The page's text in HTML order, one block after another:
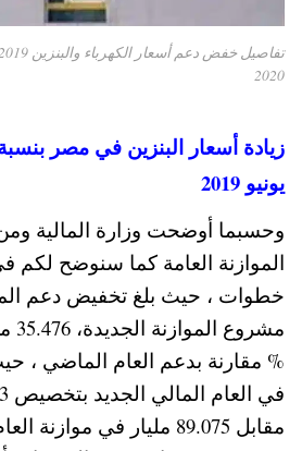
2020
يونيو 2019
وحسبما أوضحت وزارة المالية
الموازنة العامة كما سنوضح
خطوات ، حيث بلغ تخفيض دعم
% مقارنة بدعم العام الماضي ،
مقابل 89.075 مليار في